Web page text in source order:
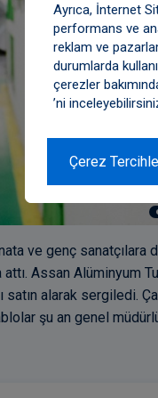
ve genç
Assan Alüminyum
satın alarak sergiledi.
şu an genel
Ayrıca, İnternet
performans ve
reklam ve
durumlarda
çerezler
’ni
Çerez